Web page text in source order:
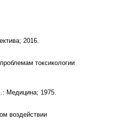
2016.
токсикологии
Медицина; 1975.
воздействии